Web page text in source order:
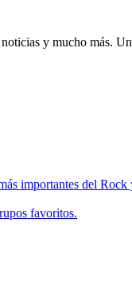
y mucho más.
importantes del
favoritos.